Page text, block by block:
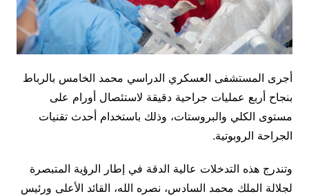
أجرى المستشفى العسكري الدراسي محمد الخامس بالرباط
بنجاح أربع عمليات جراحية دقيقة لاستئصال أورام على
مستوى الكلي والبروستات، وذلك باستخدام أحدث تقنيات
الجراحة الروبوتية.
وتندرج هذه التدخلات عالية الدقة في إطار الرؤية المتبصرة
لجلالة الملك محمد السادس، نصره الله، القائد الأعلى ورئيس